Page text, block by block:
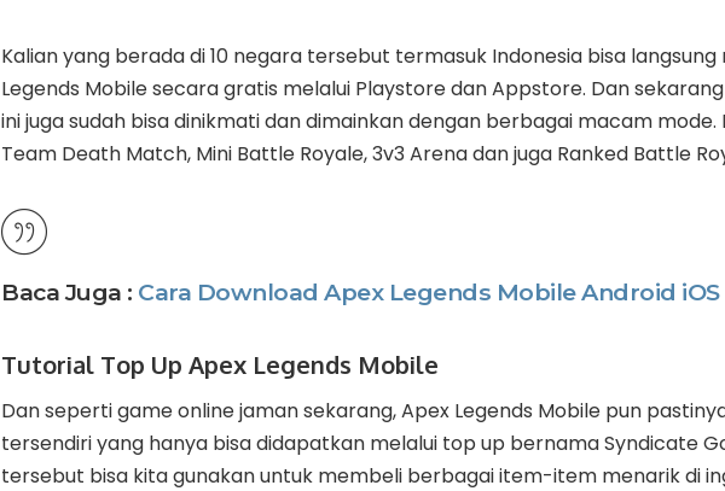
Kalian yang berada di 10 negara tersebut termasuk Indonesia bisa
Legends Mobile secara gratis melalui Playstore dan Appstore. Dan
ini juga sudah bisa dinikmati dan dimainkan dengan berbagai macam
Team Death Match, Mini Battle Royale, 3v3 Arena dan juga Ranked Battle
Baca Juga : Cara Download Apex Legends Mobile Android iOS
Tutorial Top Up Apex Legends Mobile
Dan seperti game online jaman sekarang, Apex Legends Mobile pun
tersendiri yang hanya bisa didapatkan melalui top up bernama Syndicate
tersebut bisa kita gunakan untuk membeli berbagai item-item menarik di